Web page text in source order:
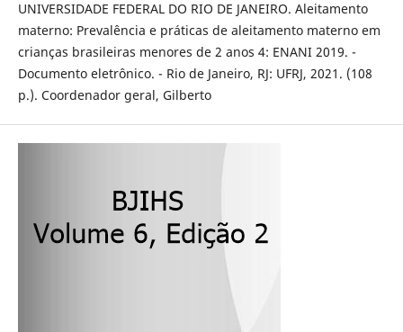
UNIVERSIDADE FEDERAL DO RIO DE JANEIRO. Aleitamento
materno: Prevalência e práticas de aleitamento materno em
crianças brasileiras menores de 2 anos 4: ENANI 2019. -
Documento eletrônico. - Rio de Janeiro, RJ: UFRJ, 2021. (108
p.). Coordenador geral, Gilberto